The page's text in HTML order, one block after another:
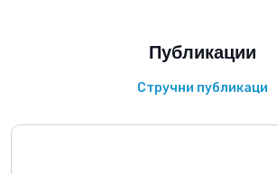
Публикации
Стручни публикаци